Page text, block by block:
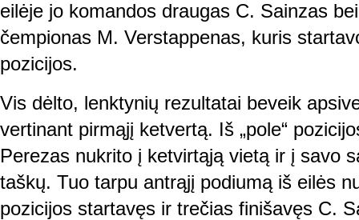
eilėje jo komandos draugas C. Sainzas
čempionas M. Verstappenas, kuris
pozicijos.
Vis dėlto, lenktynių rezultatai beveik
vertinant pirmąjį ketvertą. Iš „pole“
Perezas nukrito į ketvirtąją vietą ir į savo
taškų. Tuo tarpu antrąjį podiumą iš eilės
pozicijos startavęs ir trečias finišavęs C.